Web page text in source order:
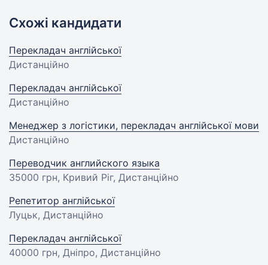
Схожі кандидати
Перекладач англійської
Дистанційно
Перекладач англійської
Дистанційно
Менеджер з логістики, перекладач англійської мови
Дистанційно
Переводчик английского языка
35000 грн, Кривий Ріг, Дистанційно
Репетитор англійської
Луцьк, Дистанційно
Перекладач англійської
40000 грн, Дніпро, Дистанційно